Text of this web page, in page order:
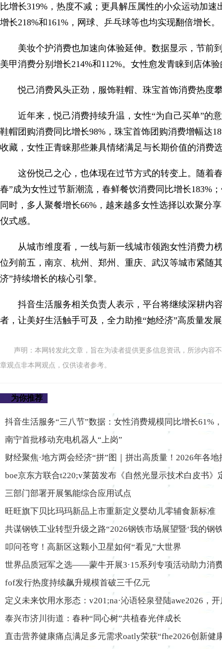
比增长319%，热度不减；更具解压属性的小众运动加
增长218%和161%，网球、乒乓球等也均实现翻倍增长。
美妆个护消费也加速向体验延伸。数据显示，节前
美甲消费分别增长214%和112%。女性愈发青睐到店体
悦己消费风头正劲，服饰鞋帽、珠宝首饰消费热度
近年来，悦己消费持续升温，女性“为自己买单”的
鞋帽团购消费同比增长98%，珠宝首饰团购消费增幅达
收藏，女性正青睐那些兼具情绪满足与长期价值的消费
这份悦己之心，也体现在过节方式的转变上。随着
春”成为女性过节新潮流，春鲜餐饮消费同比增长183%
同时，多人聚餐增长66%，越来越多女性选择以欢聚分
仪式感。
从城市维度看，一线与新一线城市领跑女性消费力
位列前五，南京、杭州、郑州、重庆、武汉等城市紧随
济”持续增长的核心引擎。
抖音生活服务相关负责人表示，平台将继续深耕内
者，让美好生活触手可及，全力助推“她经济”高质量发
声明：本网转发此文章，旨在为读者提供更多信息资讯，所涉内容
章观点非本网观点，仅供读者参考。
为你推荐
抖音生活服务“三八节”数据：女性消费规模同比增长61%
南宁首批移动充电机器人“上岗”
财经聚焦·地方两会经济“拼”图｜拼出高质量！2026年各
boe京东方联合t220;v莱茵发布《自然光显示技术白皮书》
三部门部署开展氢能综合应用试点
旺旺旗下贝比玛玛新品上市重新定义婴幼儿零辅食新标准
共谋钢铁工业转型升级之路“2026钢铁市场展望暨‘我的钢
叩问苍穹！高新区这颗小卫星如何“看见”大世界
世界品质冠军之选——蒙牛开展3·15系列专项活动助力消
fof发行热度持续飙升规模首破三千亿元
定义未来饮用水形态：v201;na·沁语轻泉登陆awe2026，开
泰兴市济川街道：春种“同心树”共植春光伴成长
直击营养健康痛点满足多元需求oatly荣获“fhe2026创新健